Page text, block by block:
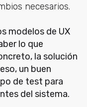
necesarios.
modelos de UX
lo que
la solución
un buen
de test para
del sistema.